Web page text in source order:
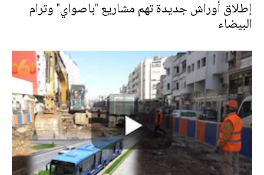
إطلاق أوراش جديدة تهم مشاريع "باصواي" وترام
البيضاء